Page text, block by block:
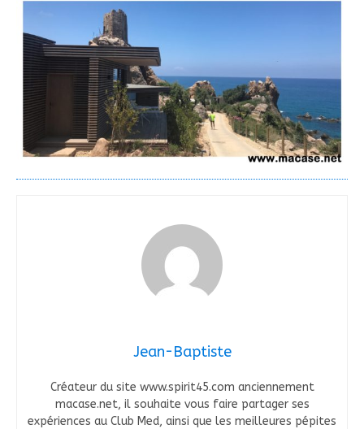
Jean-Baptiste
Créateur du site www.spirit45.com anciennement
macase.net, il souhaite vous faire partager ses
expériences au Club Med, ainsi que les meilleures pépites